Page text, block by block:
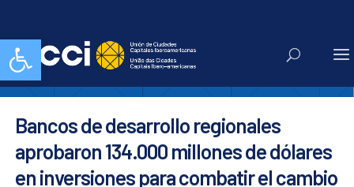
Abrir barra de herramientasidfc
Bancos de desarrollo regionales
aprobaron 134.000 millones de dólares
en inversiones para combatir el cambio